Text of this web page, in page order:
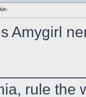
Amygirl
rule the